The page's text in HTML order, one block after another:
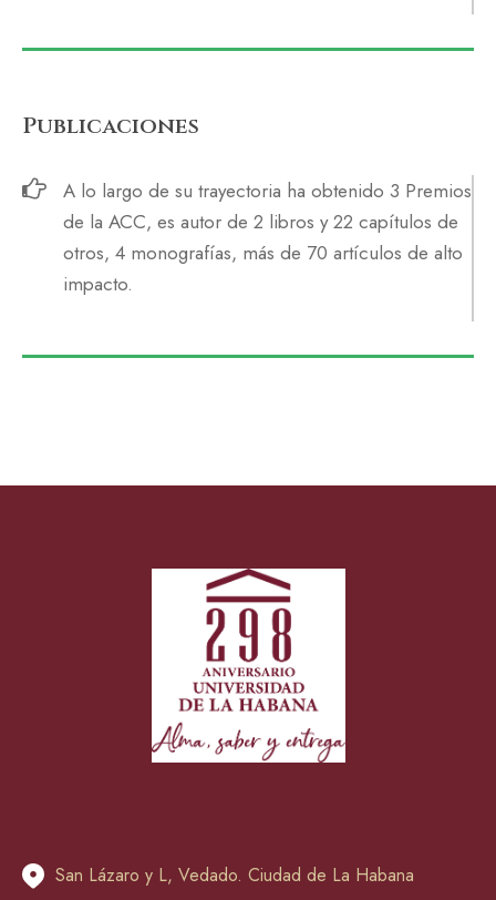
Publicaciones
A lo largo de su trayectoria ha obtenido 3 Premios
de la ACC, es autor de 2 libros y 22 capítulos de
otros, 4 monografías, más de 70 artículos de alto
impacto.
San Lázaro y L, Vedado. Ciudad de La Habana